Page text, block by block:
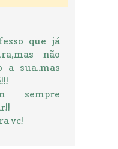
que já
não
a sua..mas
sempre
vc!